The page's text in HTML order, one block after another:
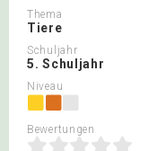
Thema
Tiere
Schuljahr
5. Schuljahr
Niveau
Bewertungen